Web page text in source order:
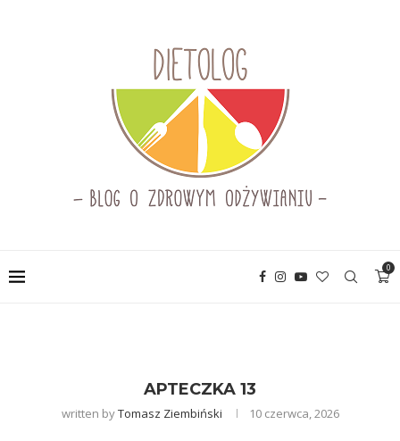
0
APTECZKA 13
written byTomasz Ziembiński 10 czerwca, 2026